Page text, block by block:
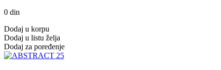
0 din
Dodaj u korpu
Dodaj u listu želja
Dodaj za poređenje